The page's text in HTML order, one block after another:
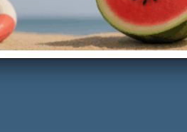
Neo tramite comandi vocali.